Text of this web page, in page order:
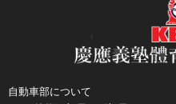
自動車部について